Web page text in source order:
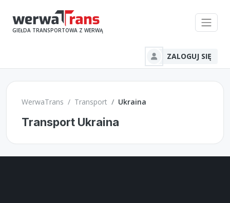
GIEŁDA TRANSPORTOWA Z WERWĄ
ZALOGUJ SIĘ
WerwaTrans Transport Ukraina
Transport Ukraina